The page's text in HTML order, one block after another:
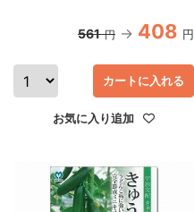
561 円 408 円
カートに入れる
お気に入り追加